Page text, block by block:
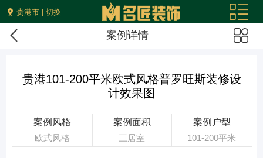
贵港市 | 切换
案例详情
贵港101-200平米欧式风格普罗旺斯装修设
计效果图
案例风格
欧式风格
案例面积
三居室
案例户型
101-200平米